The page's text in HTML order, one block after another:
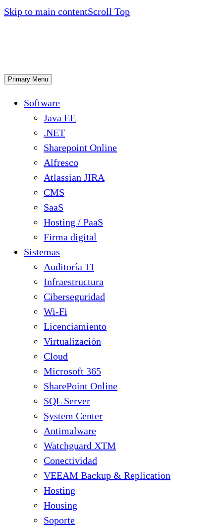
Skip to main contentScroll Top
Primary Menu
Software
Java EE
.NET
Sharepoint Online
Alfresco
Atlassian JIRA
CMS
SaaS
Hosting / PaaS
Firma digital
Sistemas
Auditoría TI
Infraestructura
Ciberseguridad
Wi-Fi
Licenciamiento
Virtualización
Cloud
Microsoft 365
SharePoint Online
SQL Server
System Center
Antimalware
Watchguard XTM
Conectividad
VEEAM Backup & Replication
Hosting
Housing
Soporte